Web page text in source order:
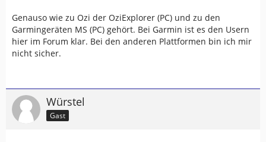
Genauso wie zu Ozi der OziExplorer (PC) und zu den
Garmingeräten MS (PC) gehört. Bei Garmin ist es den Usern
hier im Forum klar. Bei den anderen Plattformen bin ich mir
nicht sicher.
Würstel
Gast